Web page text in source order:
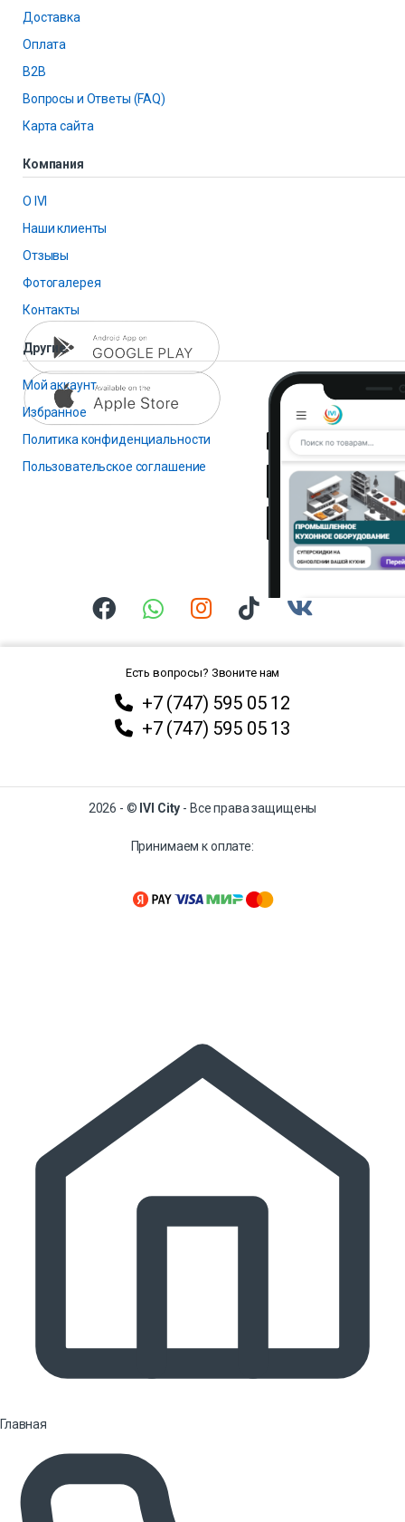
Доставка
Оплата
B2B
Вопросы и Ответы (FAQ)
Карта сайта
Компания
О IVI
Наши клиенты
Отзывы
Фотогалерея
Контакты
Другие
Мой аккаунт
Избранное
Политика конфиденциальности
Пользовательское соглашение
Есть вопросы? Звоните нам
+7 (747) 595 05 12
+7 (747) 595 05 13
2026 - © IVI City - Все права защищены
Принимаем к оплате:
Главная